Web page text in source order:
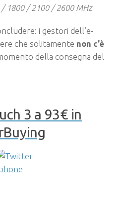
/ 1800 / 2100 / 2600 MHz
i gestori dell’e-
che solitamente non c’è
della consegna del
3 a 93€ in